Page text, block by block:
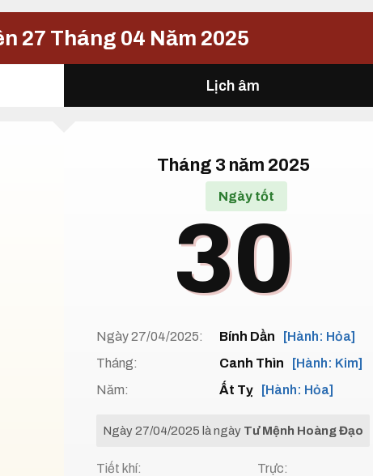
27 Tháng 04 Năm 2025
Lịch âm
Tháng 3 năm 2025
Ngày tốt
30
Ngày 27/04/2025: Bính Dần
[Hành: Hỏa]
Tháng:
Canh Thìn
[Hành: Kim]
Năm:
Ất Tỵ [Hành: Hỏa]
Ngày 27/04/2025 là ngày Tư Mệnh Hoàng Đạo
Tiết khí:
Trực: